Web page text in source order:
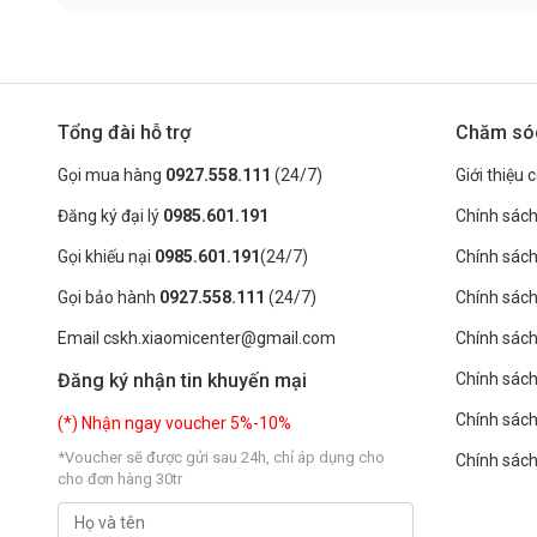
Tổng đài hỗ trợ
Gọi mua hàng 0927.558.111 (24/7)
Đăng ký đại lý 0985.601.191
Gọi khiếu nại 0985.601.191(24/7)
Gọi bảo hành 0927.558.111 (24/7)
Email cskh.xiaomicenter@gmail.com
Đăng ký nhận tin khuyến mại
(*) Nhận ngay voucher 5%-10%
*Voucher sẽ được gửi sau 24h, chỉ áp dụng cho
cho đơn hàng 30tr
Chăm
Giới thiệu
Chính
Chính
Chính
Chính
Chính
Chính
Chính